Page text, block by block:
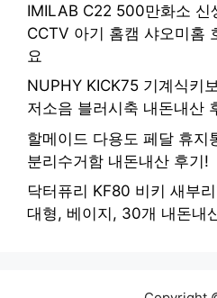
IMILAB C22 500만화소 신
CCTV 아기 홈캠 샤오미홈
요
NUPHY KICK75 기계식키
저소음 블러시축 내돈내산
할메이드 다용도 페달 휴지
분리수거함 내돈내산 후기!
닥터퓨리 KF80 비키 새부
대형, 베이지, 30개 내돈내